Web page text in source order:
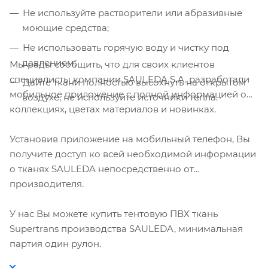
Не используйте растворители или абразивные
моющие средства;
Не использовать горячую воду и чистку под
давлением;
Дайте ткани полностью высохнуть на открытом
воздухе, не используйте источники тепла.
Мы рады сообщить, что для своих клиентов
специалисты компании SAULEDA S.A. разработали
мобильное приложение с полной информацией о
коллекциях, цветах материалов и новинках.
Установив приложение на мобильный телефон, Вы
получите доступ ко всей необходимой информации
о тканях SAULEDA непосредственно от
производителя.
У нас Вы можете купить тентовую ПВХ ткань
Supertrans производства SAULEDA, минимальная
партия один рулон.